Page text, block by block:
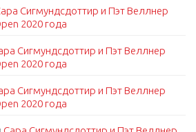
Сигмундсдоттир и Пэт Веллнер
2020 года
Сигмундсдоттир и Пэт Веллнер
2020 года
Сигмундсдоттир и Пэт Веллнер
2020 года